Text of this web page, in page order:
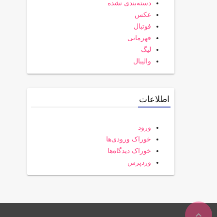
دسته‌بندی نشده
عکس
فوتبال
قهرمانی
لیگ
والیبال
اطلاعات
ورود
خوراک ورودی‌ها
خوراک دیدگاه‌ها
وردپرس